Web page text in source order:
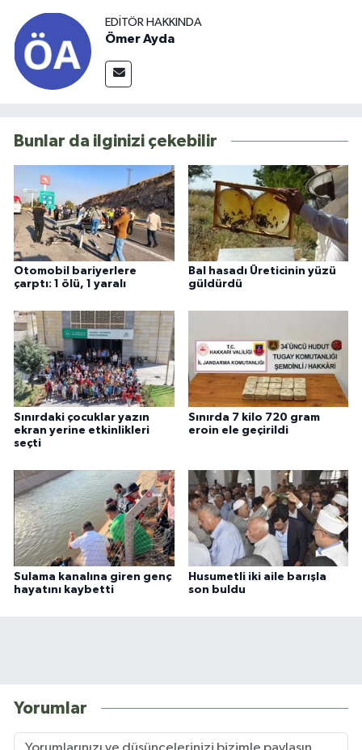
EDITÖR HAKKINDA
Ömer Ayda
Bunlar da ilginizi çekebilir
Otomobil bariyerlere
çarptı: 1 ölü, 1 yaralı
Bal hasadı Üreticinin yüzü
güldürdü
Sınırdaki çocuklar yazın
ekran yerine etkinlikleri
seçti
Sınırda 7 kilo 720 gram
eroin ele geçirildi
Sulama kanalına giren genç
hayatını kaybetti
Husumetli iki aile barışla
son buldu
Yorumlar